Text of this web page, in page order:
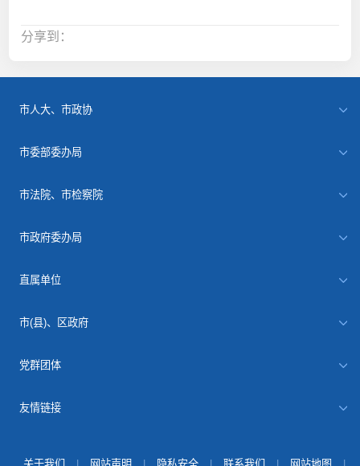
分享到：
市人大、市政协
市委部委办局
市法院、市检察院
市政府委办局
直属单位
市(县)、区政府
党群团体
友情链接